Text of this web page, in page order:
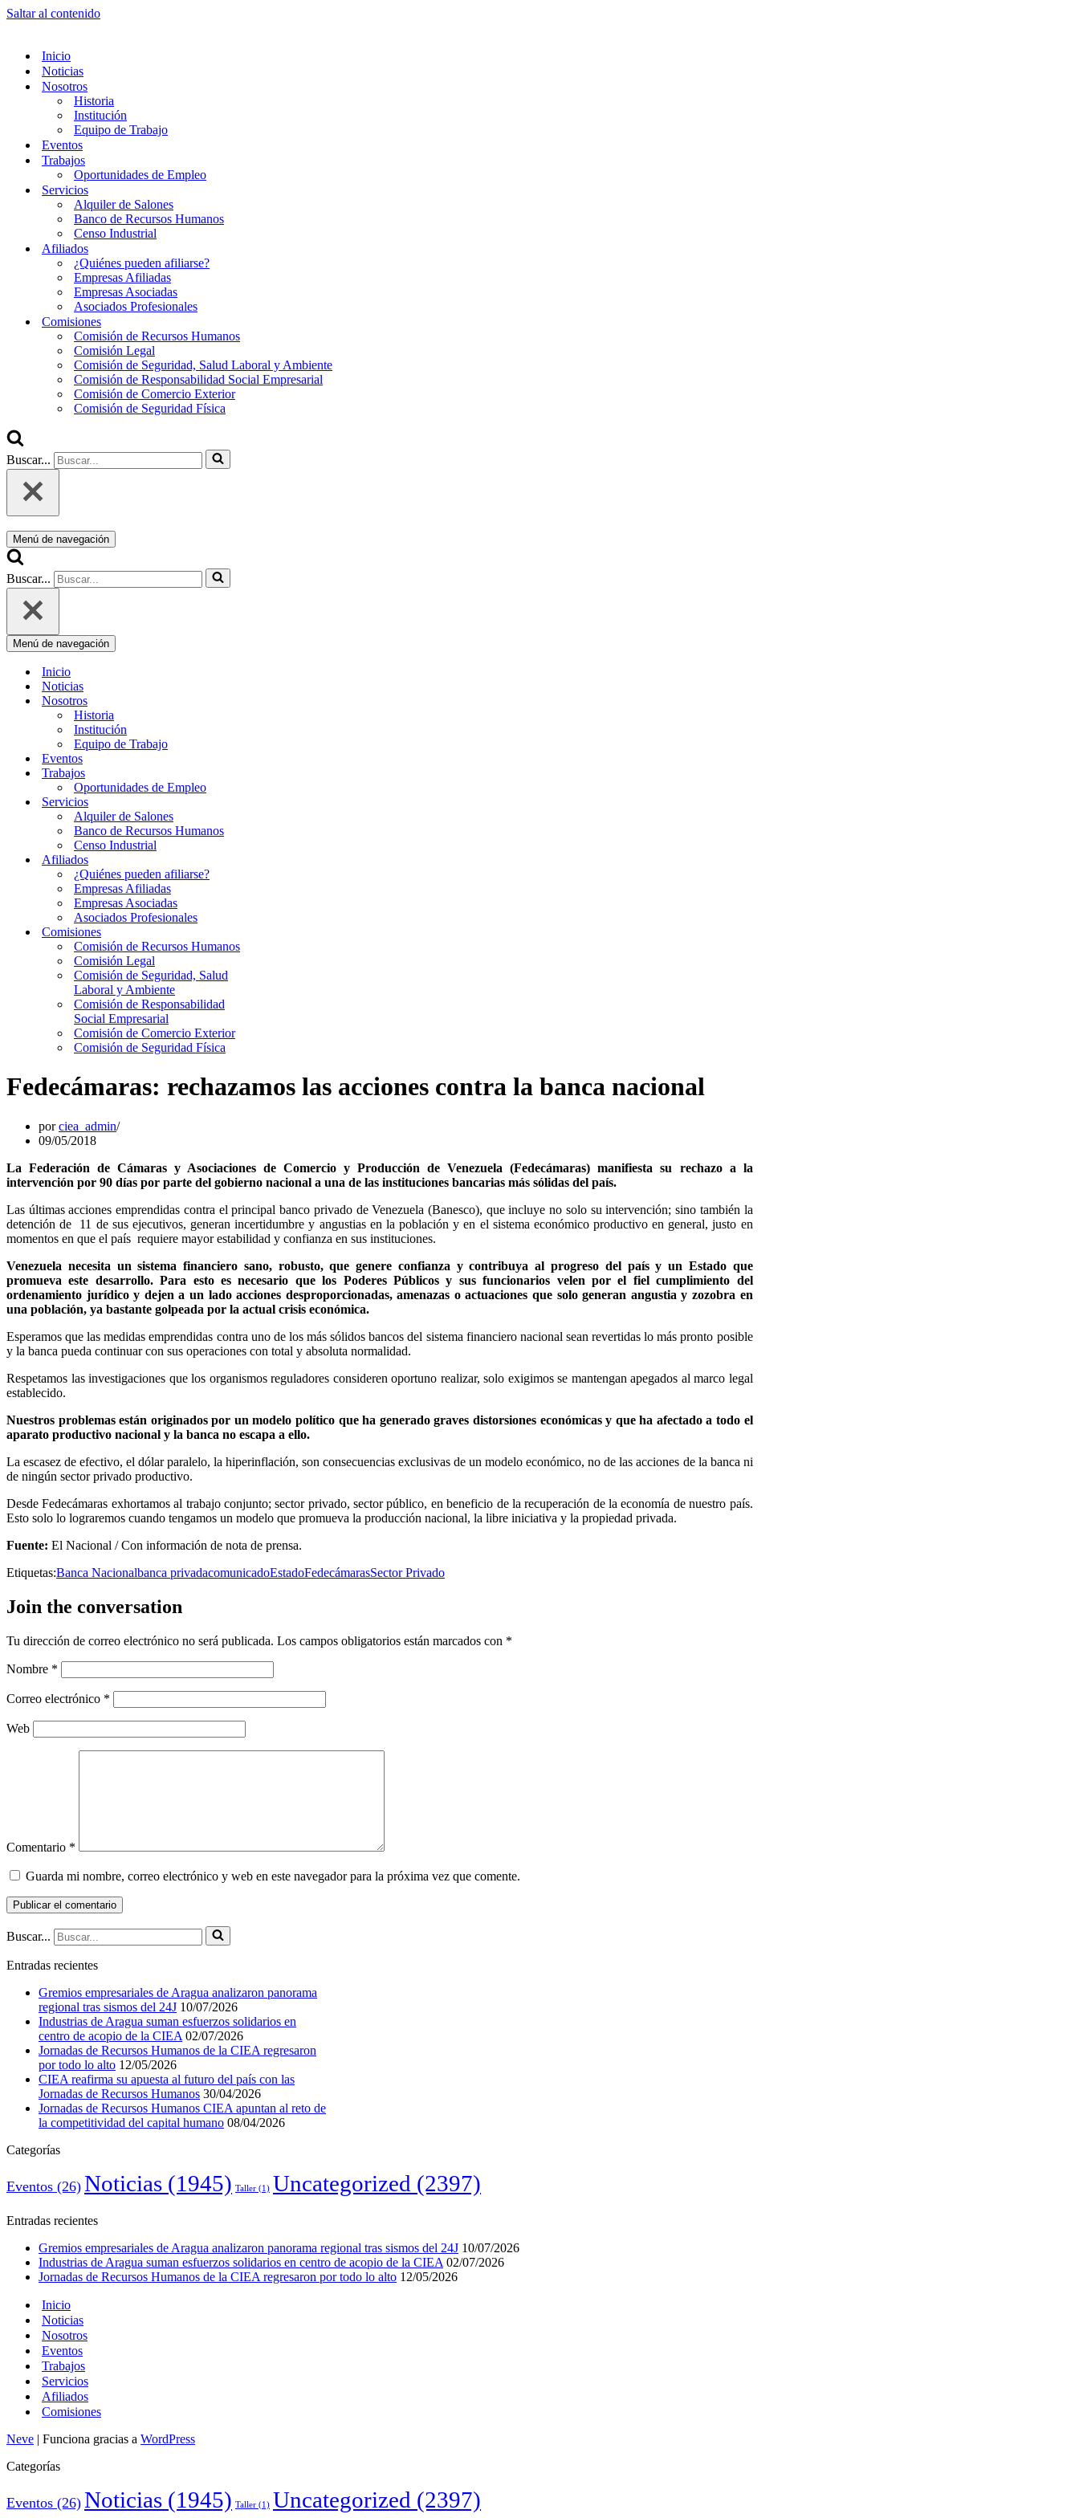
Saltar al contenido
Inicio
Noticias
Nosotros
Historia
Institución
Equipo de Trabajo
Eventos
Trabajos
Oportunidades de Empleo
Servicios
Alquiler de Salones
Banco de Recursos Humanos
Censo Industrial
Afiliados
¿Quiénes pueden afiliarse?
Empresas Afiliadas
Empresas Asociadas
Asociados Profesionales
Comisiones
Comisión de Recursos Humanos
Comisión Legal
Comisión de Seguridad, Salud Laboral y Ambiente
Comisión de Responsabilidad Social Empresarial
Comisión de Comercio Exterior
Comisión de Seguridad Física
Buscar...
Menú de navegación
Buscar...
Menú de navegación
Inicio
Noticias
Nosotros
Historia
Institución
Equipo de Trabajo
Eventos
Trabajos
Oportunidades de Empleo
Servicios
Alquiler de Salones
Banco de Recursos Humanos
Censo Industrial
Afiliados
¿Quiénes pueden afiliarse?
Empresas Afiliadas
Empresas Asociadas
Asociados Profesionales
Comisiones
Comisión de Recursos Humanos
Comisión Legal
Comisión de Seguridad, Salud
Laboral y Ambiente
Comisión de Responsabilidad
Social Empresarial
Comisión de Comercio Exterior
Comisión de Seguridad Física
Fedecámaras: rechazamos las acciones contra la banca nacional
porciea_admin
09/05/2018
La Federación de Cámaras y Asociaciones de Comercio y Producción de Venezuela (Fedecámaras) manifiesta su rechazo a la
intervención por 90 días por parte del gobierno nacional a una de las instituciones bancarias más sólidas del país.
Las últimas acciones emprendidas contra el principal banco privado de Venezuela (Banesco), que incluye no solo su intervención; sino también la
detención de 11 de sus ejecutivos, generan incertidumbre y angustias en la población y en el sistema económico productivo en general, justo en
momentos en que el país requiere mayor estabilidad y confianza en sus instituciones.
Venezuela necesita un sistema financiero sano, robusto, que genere confianza y contribuya al progreso del país y un Estado que
promueva este desarrollo. Para esto es necesario que los Poderes Públicos y sus funcionarios velen por el fiel cumplimiento del
ordenamiento jurídico y dejen a un lado acciones desproporcionadas, amenazas o actuaciones que solo generan angustia y zozobra en
una población, ya bastante golpeada por la actual crisis económica.
Esperamos que las medidas emprendidas contra uno de los más sólidos bancos del sistema financiero nacional sean revertidas lo más pronto posible
y la banca pueda continuar con sus operaciones con total y absoluta normalidad.
Respetamos las investigaciones que los organismos reguladores consideren oportuno realizar, solo exigimos se mantengan apegados al marco legal
establecido.
Nuestros problemas están originados por un modelo político que ha generado graves distorsiones económicas y que ha afectado a todo el
aparato productivo nacional y la banca no escapa a ello.
La escasez de efectivo, el dólar paralelo, la hiperinflación, son consecuencias exclusivas de un modelo económico, no de las acciones de la banca ni
de ningún sector privado productivo.
Desde Fedecámaras exhortamos al trabajo conjunto; sector privado, sector público, en beneficio de la recuperación de la economía de nuestro país.
Esto solo lo lograremos cuando tengamos un modelo que promueva la producción nacional, la libre iniciativa y la propiedad privada.
Fuente: El Nacional / Con información de nota de prensa.
Etiquetas:Banca Nacionalbanca privadacomunicadoEstadoFedecámarasSector Privado
Join the conversation
Tu dirección de correo electrónico no será publicada. Los campos obligatorios están marcados con *
Nombre *
Correo electrónico *
Web
Comentario *
Guarda mi nombre, correo electrónico y web en este navegador para la próxima vez que comente.
Buscar...
Entradas recientes
Gremios empresariales de Aragua analizaron panorama
regional tras sismos del 24J 10/07/2026
Industrias de Aragua suman esfuerzos solidarios en
centro de acopio de la CIEA 02/07/2026
Jornadas de Recursos Humanos de la CIEA regresaron
por todo lo alto 12/05/2026
CIEA reafirma su apuesta al futuro del país con las
Jornadas de Recursos Humanos 30/04/2026
Jornadas de Recursos Humanos CIEA apuntan al reto de
la competitividad del capital humano 08/04/2026
Categorías
Eventos (26) Noticias (1945) Taller (1) Uncategorized (2397)
Entradas recientes
Gremios empresariales de Aragua analizaron panorama regional tras sismos del 24J 10/07/2026
Industrias de Aragua suman esfuerzos solidarios en centro de acopio de la CIEA 02/07/2026
Jornadas de Recursos Humanos de la CIEA regresaron por todo lo alto 12/05/2026
Inicio
Noticias
Nosotros
Eventos
Trabajos
Servicios
Afiliados
Comisiones
Neve | Funciona gracias a WordPress
Categorías
Eventos (26) Noticias (1945) Taller (1) Uncategorized (2397)